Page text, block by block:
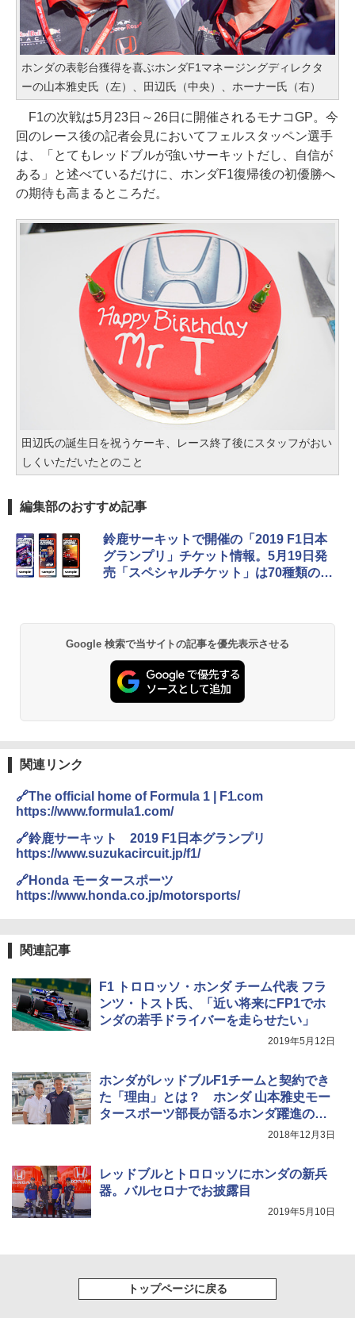
ホンダの表彰台獲得を喜ぶホンダF1マネージングディレクタ
ーの山本雅史氏（左）、田辺氏（中央）、ホーナー氏（右）
F1の次戦は5月23日～26日に開催されるモナコGP。今
回のレース後の記者会見においてフェルスタッペン選手
は、「とてもレッドブルが強いサーキットだし、自信が
ある」と述べているだけに、ホンダF1復帰後の初優勝へ
の期待も高まるところだ。
田辺氏の誕生日を祝うケーキ、レース終了後にスタッフがおい
しくいただいたとのこと
編集部のおすすめ記事
鈴鹿サーキットで開催の「2019 F1日本
グランプリ」チケット情報。5月19日発
売「スペシャルチケット」は70種類のデ
Google 検索で当サイトの記事を優先表示させる
関連リンク
🔗The official home of Formula 1 | F1.com
https://www.formula1.com/
🔗鈴鹿サーキット 2019 F1日本グランプリ
https://www.suzukacircuit.jp/f1/
🔗Honda モータースポーツ
https://www.honda.co.jp/motorsports/
関連記事
F1 トロロッソ・ホンダ チーム代表 フラ
ンツ・トスト氏、「近い将来にFP1でホ
ンダの若手ドライバーを走らせたい」
2019年5月12日
ホンダがレッドブルF1チームと契約でき
た「理由」とは？ ホンダ 山本雅史モー
タースポーツ部長が語るホンダ躍進の秘
2018年12月3日
レッドブルとトロロッソにホンダの新兵
器。バルセロナでお披露目
2019年5月10日
トップページに戻る